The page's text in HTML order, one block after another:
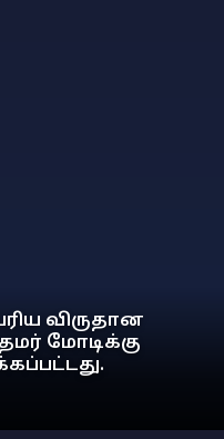
விருதான
மோடிக்கு